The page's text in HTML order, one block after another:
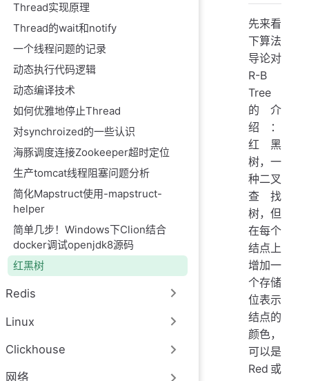
Thread实现原理
Thread的wait和notify
一个线程问题的记录
动态执行代码逻辑
动态编译技术
如何优雅地停止Thread
对synchroized的一些认识
海豚调度连接Zookeeper超时定位
生产tomcat线程阻塞问题分析
简化Mapstruct使用-mapstruct-
helper
简单几步！Windows下Clion结合
docker调试openjdk8源码
红黑树
Redis
Linux
Clickhouse
网络
先来看
下算法
导论对
R-B
Tree
的介
绍：
红黑
树，一
种二叉
查找
树，但
在每个
结点上
增加一
个存储
位表示
结点的
颜色，
可以是
Red或